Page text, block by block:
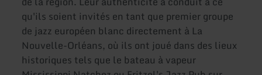
qu'ils soient invités en tant que premier groupe
de jazz européen blanc directement à La
Nouvelle-Orléans, où ils ont joué dans des lieux
historiques tels que le bateau à vapeur